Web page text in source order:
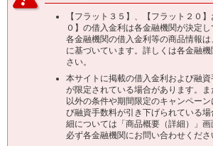
香川長期固定
金利住宅ロー
ン
フラット２０
【フラット３５】、【フラット２０
０】の借入金利は各金融機関が決定
各金融機関の借入金利等の商品情報
に基づいています。詳しくは各金融
さい。
本サイトに掲載の借入金利および融
が限定されている場合があります。
以外の条件や期間限定のキャンペー
び融資手数料が引き下げられている
細については「商品概要（詳細）」画
必ず各金融機関にお問い合わせくださ